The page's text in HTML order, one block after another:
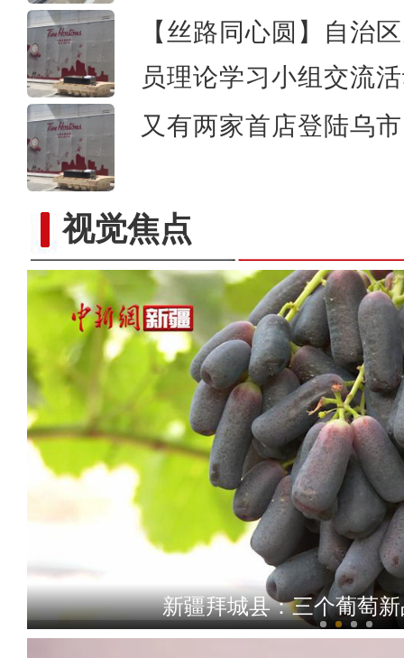
【丝路同心圆】自治
员理论学习小组交流
又有两家首店登陆乌
视觉焦点新疆温宿：连片油葵花盛
新疆拜城县：三个葡萄